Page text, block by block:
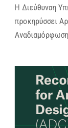
Η Διεύθυνση
προκηρύσσει